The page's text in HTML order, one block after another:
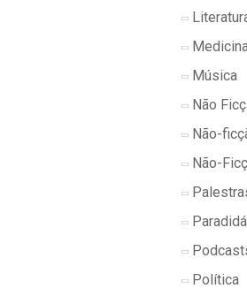
Música
Não
Não-
Não-
Política